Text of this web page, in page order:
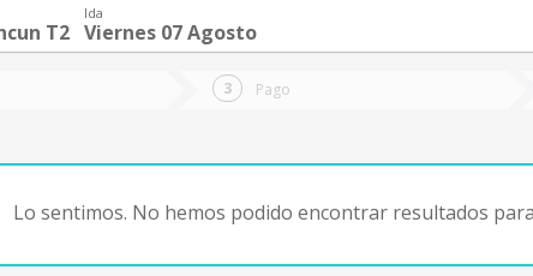
T2
Ida
Viernes 07 Agosto
Pago
Lo sentimos. No hemos podido encontrar resultados